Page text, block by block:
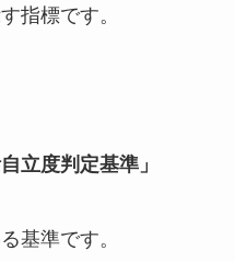
指標です。
立度判定基準」
基準です。